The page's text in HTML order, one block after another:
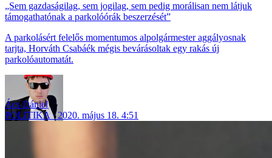
„Sem gazdaságilag, sem jogilag, sem pedig morálisan nem látjuk
támogathatónak a parkolóórák beszerzését”
A parkolásért felelős momentumos alpolgármester aggályosnak
tarjta, Horváth Csabáék mégis bevárásoltak egy rakás új
parkolóautomatát.
Ács Dániel
POLITIKA
2020. május 18. 4:51